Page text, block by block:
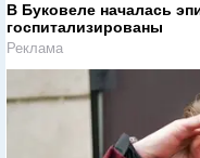
В Буковеле началась
госпитализированы
Реклама